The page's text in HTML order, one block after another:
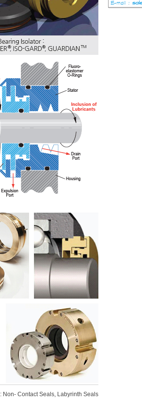
: Non- Contact Seals, Labyrinth Seals